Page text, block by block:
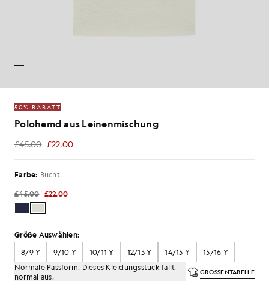
50% RABATT
Polohemd aus Leinenmischung
£45.00 £22.00
£22.00
Farbe: Bucht
£45.00 £22.00
Größe Auswählen:
8/9 Y
9/10 Y 10/11 Y 12/13 Y 14/15 Y
15/16 Y
Normale Passform. Dieses Kleidungsstück fällt
normal aus.
GRÖSSENTABELLE